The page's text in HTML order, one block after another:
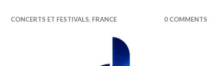
CONCERTS ET FESTIVALS, FRANCE 0 COMMENTS